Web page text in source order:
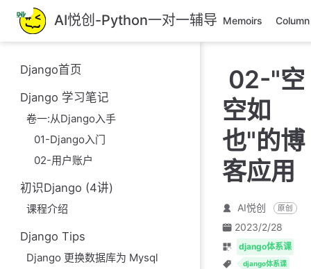
跳
至
主
內
AI悦创-Python一对一辅导 Memoirs Column
Django首页
Django 学习笔记
卷一:从Django入手
01-Django入门
02-用户账户
初识Django (4讲)
课程介绍
Django Tips
Django 更换数据库为 Mysql
02-"空
空如
也"的博
客应用
AI悦创 原创
2023/2/28
django体系课
django体系课